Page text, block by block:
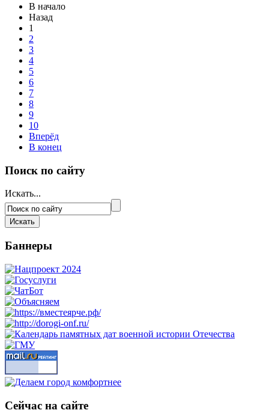
В начало
Назад
1
2
3
4
5
6
7
8
9
10
Вперёд
В конец
Поиск по сайту
Искать...
Баннеры
Сейчас на сайте